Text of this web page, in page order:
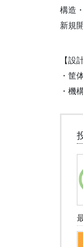
構造
新規
【設
・筐
・機